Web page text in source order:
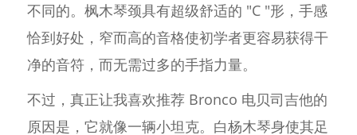
不同的。枫木琴颈具有超级舒适的 "C "形，手感
恰到好处，窄而高的音格使初学者更容易获得干
净的音符，而无需过多的手指力量。
不过，真正让我喜欢推荐 Bronco 电贝司吉他的
原因是，它就像一辆小坦克。白杨木琴身使其足